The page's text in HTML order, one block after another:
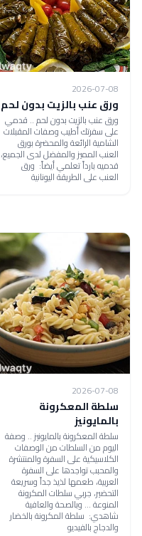
2026-07-08
ورق عنب بالزيت بدون لحم
ورق عنب بالزيت بدون لحم .. قدمي
على سفرتك أطيب وصفات المقبلات
الشامية الرائعة والمحضرة بورق
العنب المميز والمفضل لدى الجميع،
قدميه بارداً تعلمي أيضاً: ورق
العنب على الطريقة اليونانية
2026-07-08
سلطة المعكرونة
بالمايونيز
سلطة المعكرونة بالمايونيز .. وصفة
اليوم من السلطات من الوصفات
الكلاسيكية على السفرة والمنتشرة
والمحبب تواجدها على السفرة
العربية، طعمها لذيذ جداً وسريعة
التحضير، جربي سلطات المكرونة
المنوعة ... وبالصحة والعافية
شاهدي: سلطة المكرونة بالخضار
والدجاج بالفيديو